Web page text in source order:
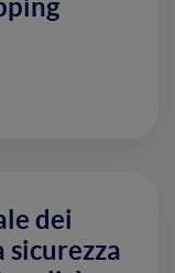
dei